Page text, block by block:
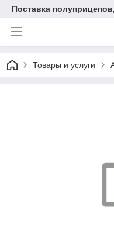
Поставка
Товары и услуги